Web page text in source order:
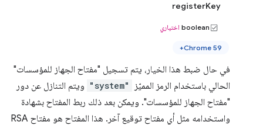
registerKey
boolean اختياري
Chrome 59+
في حال ضبط هذا الخيار، يتم تسجيل "مفتاح الجهاز للمؤسسات"
الحالي باستخدام الرمز المميّز
"system" ويتم التنازل عن دور
"مفتاح الجهاز للمؤسسات". ويمكن بعد ذلك ربط المفتاح بشهادة
واستخدامه مثل أي مفتاح توقيع آخر. هذا المفتاح هو مفتاح RSA